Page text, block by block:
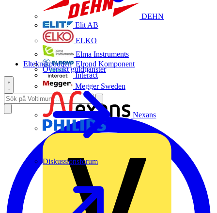
DEHN
Elit AB
ELKO
Elma Instruments
Elrond Komponent
Interact
Megger Sweden
Nexans
Översikt guldtjänster
Diskussionsforum
Elteknikpodden